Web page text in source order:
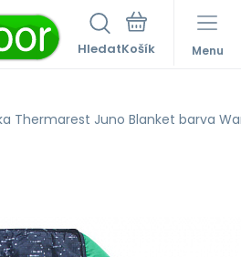
Hledat Menu
Thermarest Juno Blanket barva